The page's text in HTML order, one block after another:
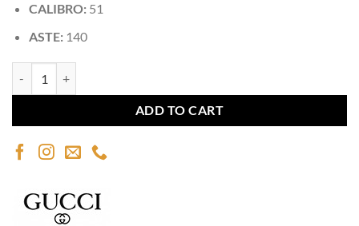
CALIBRO:51
ASTE:140
ADD TO CART